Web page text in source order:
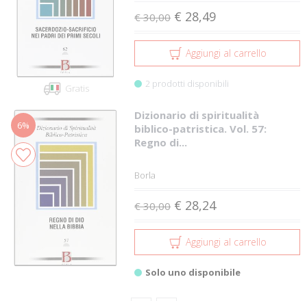
Gratis
€ 30,00 € 28,49
Aggiungi al carrello
2 prodotti disponibili
6%
Dizionario di spiritualità
biblico-patristica. Vol. 57:
Regno di...
Borla
€ 30,00 € 28,24
Aggiungi al carrello
Solo uno disponibile